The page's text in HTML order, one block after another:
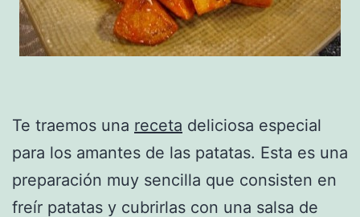
Te traemos una receta deliciosa especial
para los amantes de las patatas. Esta es una
preparación muy sencilla que consisten en
freír patatas y cubrirlas con una salsa de